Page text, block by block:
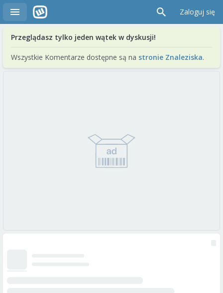
Zaloguj się
Przeglądasz tylko jeden wątek w dyskusji!
Wszystkie Komentarze dostępne są na stronie Znaleziska.